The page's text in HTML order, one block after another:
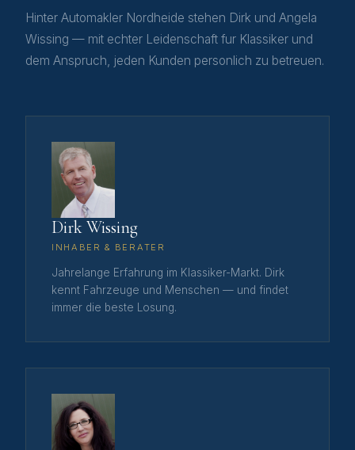
Hinter Automakler Nordheide stehen Dirk und Angela
Wissing — mit echter Leidenschaft fur Klassiker und
dem Anspruch, jeden Kunden personlich zu betreuen.
Dirk Wissing
INHABER & BERATER
Jahrelange Erfahrung im Klassiker-Markt. Dirk
kennt Fahrzeuge und Menschen — und findet
immer die beste Losung.